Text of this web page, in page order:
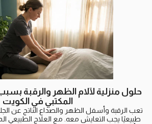
حلول منزلية لآلام الظهر والرقبة
المكتبي في الكويت
تعب الرقبة وأسفل الظهر والصداع الناتج عن
طبيعيًا يجب التعايش معه. مع العلاج الطبيعي